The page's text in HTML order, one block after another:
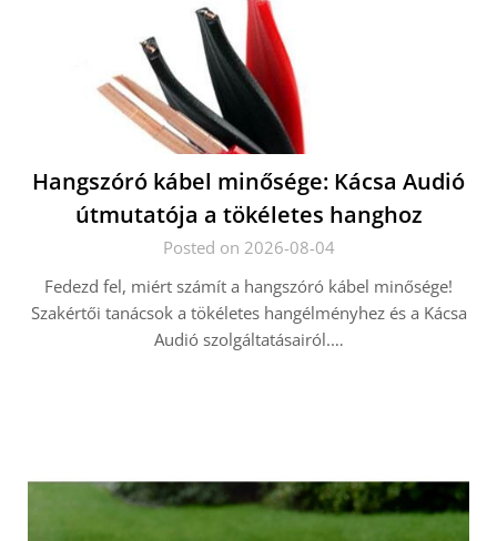
Hangszóró kábel minősége: Kácsa Audió
útmutatója a tökéletes hanghoz
Posted on 2026-08-04
Fedezd fel, miért számít a hangszóró kábel minősége!
Szakértői tanácsok a tökéletes hangélményhez és a Kácsa
Audió szolgáltatásairól.…